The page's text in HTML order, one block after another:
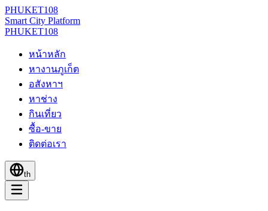
PHUKET108
Smart City Platform
PHUKET108
หน้าหลัก
หางานภูเก็ต
อสังหาฯ
หาช่าง
กินเที่ยว
ซื้อ-ขาย
ติดต่อเรา
th